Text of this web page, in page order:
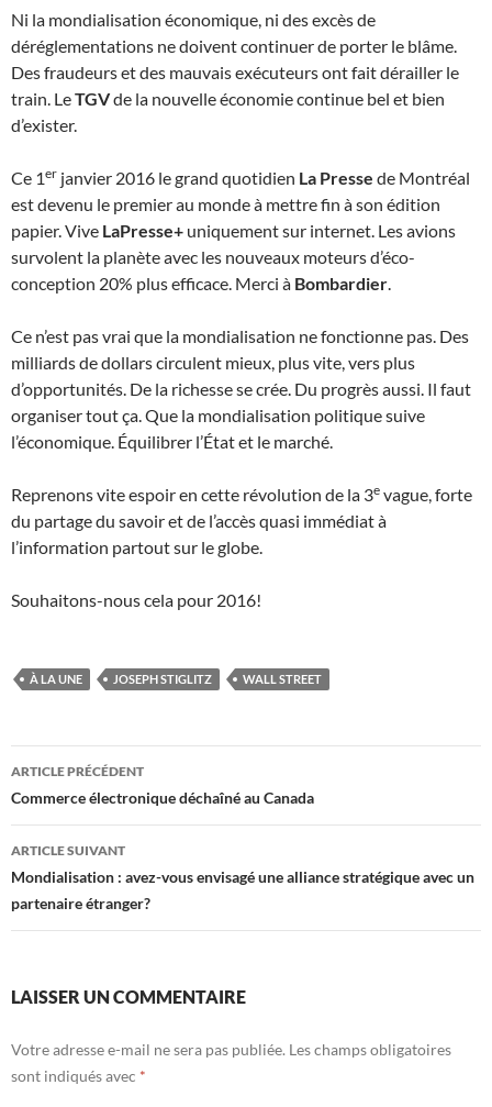
Ni la mondialisation économique, ni des excès de
déréglementations ne doivent continuer de porter le blâme.
Des fraudeurs et des mauvais exécuteurs ont fait dérailler le
train. LeTGVde la nouvelle économie continue bel et bien
d’exister.
Ce 1er janvier 2016 le grand quotidien La Presse de Montréal
est devenu le premier au monde à mettre fin à son édition
papier. Vive LaPresse+ uniquement sur internet. Les avions
survolent la planète avec les nouveaux moteurs d’éco-
conception 20% plus efficace. Merci à Bombardier.
Ce n’est pas vrai que la mondialisation ne fonctionne pas. Des
milliards de dollars circulent mieux, plus vite, vers plus
d’opportunités. De la richesse se crée. Du progrès aussi. Il faut
organiser tout ça. Que la mondialisation politique suive
l’économique. Équilibrer l’État et le marché.
Reprenons vite espoir en cette révolution de la 3e vague, forte
du partage du savoir et de l’accès quasi immédiat à
l’information partout sur le globe.
Souhaitons-nous cela pour 2016!
À LA UNE JOSEPH STIGLITZ WALL STREET
Navigation
des
articles
ARTICLE PRÉCÉDENT
Commerce électronique déchaîné au Canada
ARTICLE SUIVANT
Mondialisation : avez-vous envisagé une alliance stratégique avec un
partenaire étranger?
LAISSER UN COMMENTAIRE
Votre adresse e-mail ne sera pas publiée. Les champs obligatoires
sont indiqués avec *